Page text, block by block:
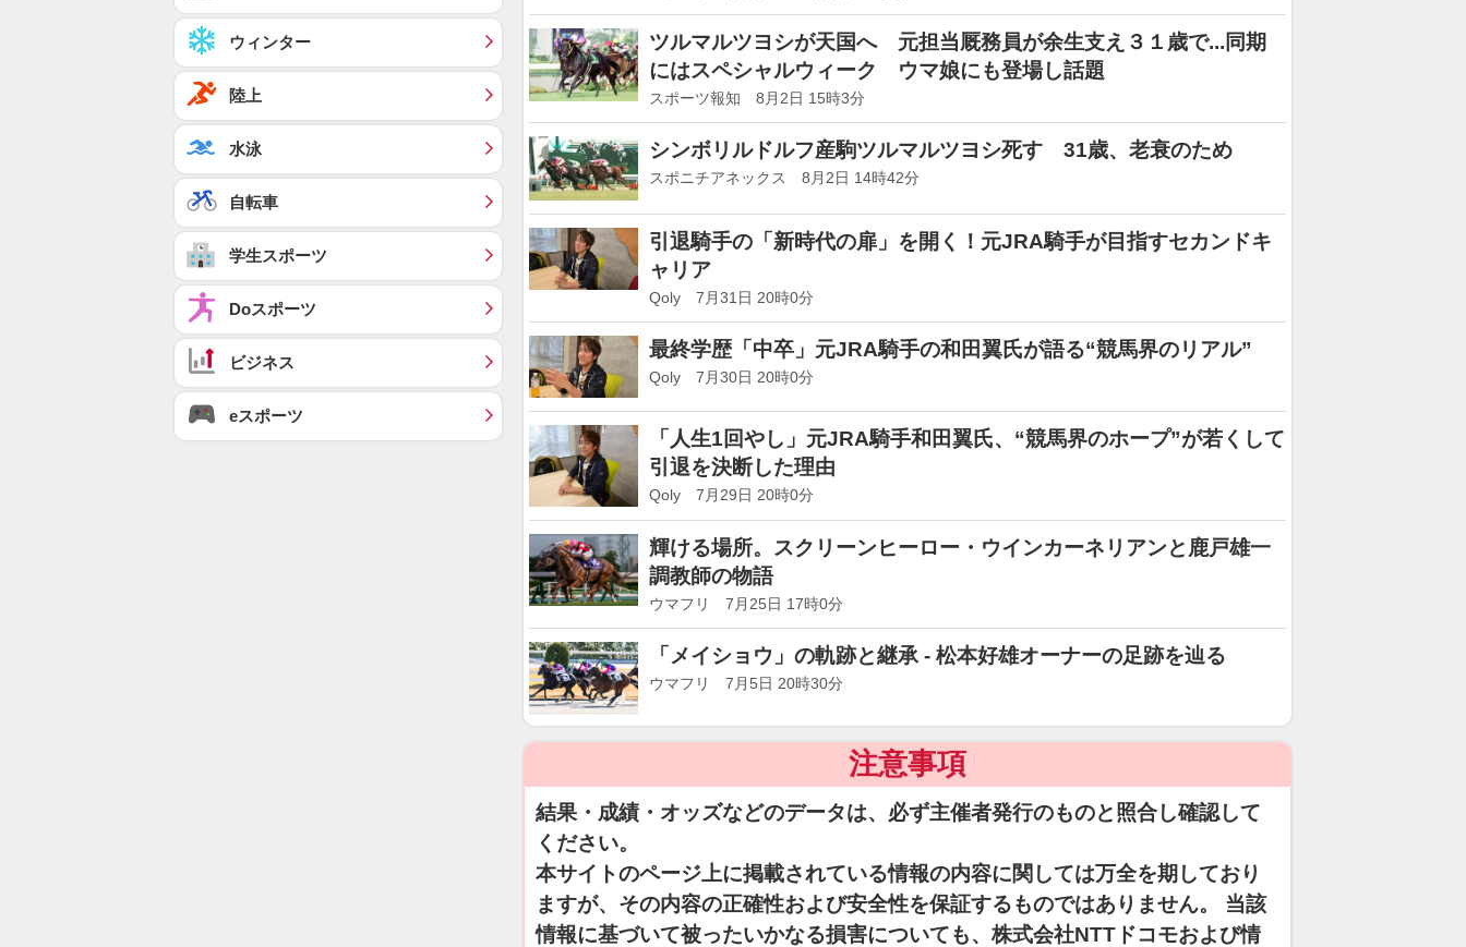
ツルマルツヨシが天国へ 元担当厩務員が余生支え３１歳で...同期
にはスペシャルウィーク ウマ娘にも登場し話題
スポーツ報知 8月2日 15時3分
シンボリルドルフ産駒ツルマルツヨシ死す 31歳、老衰のため
スポニチアネックス 8月2日 14時42分
引退騎手の「新時代の扉」を開く！元JRA騎手が目指すセカンドキ
ャリア
Qoly 7月31日 20時0分
最終学歴「中卒」元JRA騎手の和田翼氏が語る“競馬界のリアル”
Qoly 7月30日 20時0分
「人生1回やし」元JRA騎手和田翼氏、“競馬界のホープ”が若くして
引退を決断した理由
Qoly 7月29日 20時0分
輝ける場所。スクリーンヒーロー・ウインカーネリアンと鹿戸雄一
調教師の物語
ウマフリ 7月25日 17時0分
「メイショウ」の軌跡と継承 - 松本好雄オーナーの足跡を辿る
ウマフリ 7月5日 20時30分
注意事項
結果・成績・オッズなどのデータは、必ず主催者発行のものと照合し確認して
ください。
本サイトのページ上に掲載されている情報の内容に関しては万全を期しており
ますが、その内容の正確性および安全性を保証するものではありません。 当該
情報に基づいて被ったいかなる損害についても、株式会社NTTドコモおよび情
ウィンター
陸上
水泳
自転車
学生スポーツ
Doスポーツ
ビジネス
eスポーツ